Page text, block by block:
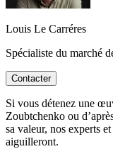
Louis Le Carréres
Spécialiste du marché
Contacter
Si vous détenez une
Zoubtchenko ou
sa valeur, nos experts
aiguilleront.